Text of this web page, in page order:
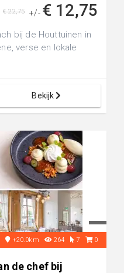
+/- € 12,75
€ 22,75
bij de Houttuinen in
verse en lokale
Bekijk
+20.0km 264 7 0
de chef bij